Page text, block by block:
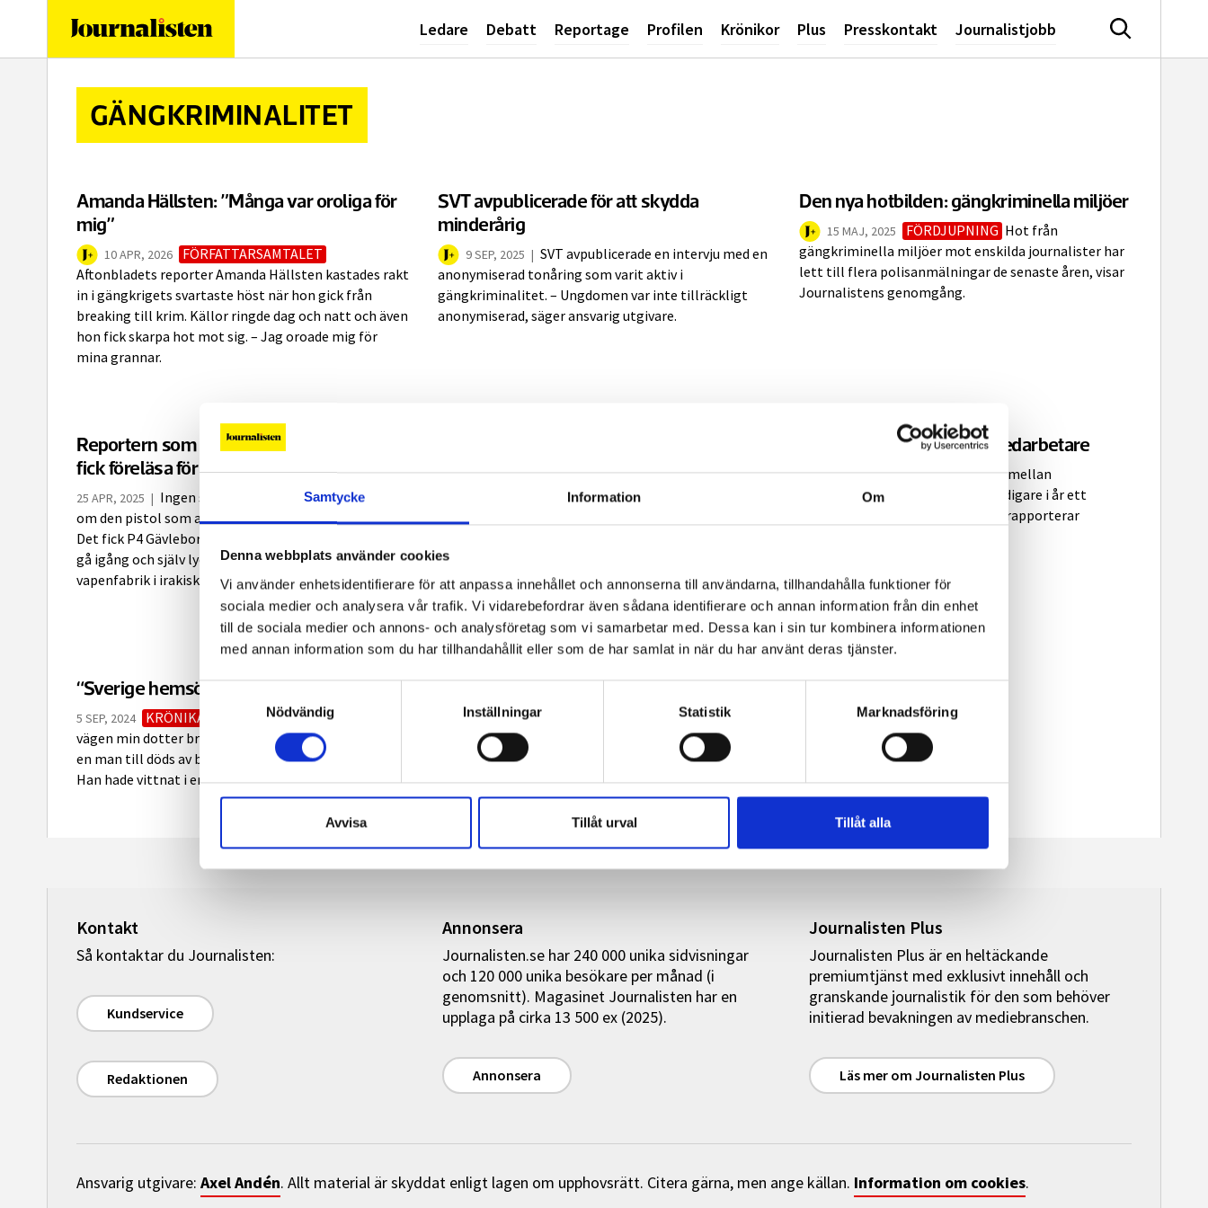
Samtycke Information Om
Denna webbplats använder cookies
Vi använder enhetsidentifierare för att anpassa innehållet och annonserna till användarna, tillhandahålla funktioner för
sociala medier och analysera vår trafik. Vi vidarebefordrar även sådana identifierare och annan information från din enhet
till de sociala medier och annons- och analysföretag som vi samarbetar med. Dessa kan i sin tur kombinera informationen
med annan information som du har tillhandahållit eller som de har samlat in när du har använt deras tjänster.
Samtyckesval
Nödvändig
Inställningar Statistik Marknadsföring
Avvisa Tillåt urval Tillåt alla
Ledare Debatt Reportage Profilen Krönikor Plus Presskontakt Journalistjobb Sök
GÄNGKRIMINALITET
Amanda Hällsten: ”Många var oroliga för
mig”
10 APR, 2026
FÖRFATTARSAMTALET
Aftonbladets reporter Amanda Hällsten kastades rakt
in i gängkrigets svartaste höst när hon gick från
breaking till krim. Källor ringde dag och natt och även
hon fick skarpa hot mot sig. – Jag oroade mig för
mina grannar.
SVT avpublicerade för att skydda
minderårig
9 SEP, 2025 | SVT avpublicerade en intervju med en
anonymiserad tonåring som varit aktiv i
gängkriminalitet. – Ungdomen var inte tillräckligt
anonymiserad, säger ansvarig utgivare.
Den nya hotbilden: gängkriminella miljöer
15 MAJ, 2025 FÖRDJUPNING Hot från
gängkriminella miljöer mot enskilda journalister har
lett till flera polisanmälningar de senaste åren, visar
Journalistens genomgång.
Reportern som spårade mordvapen – och
fick föreläsa för Polisen
25 APR, 2025 | Ingen svensk myndighet visste något
om den pistol som användes vid ett gängmord i Gävle.
Det fick P4 Gävleborgs reporter Julia Frost-Nylén att
gå igång och själv lyckas spåra vapnet – till en
vapenfabrik i irakiska Sulaymaniyya kopplad till en...
insyn än journalisterna”
KRÖNIKA Tänk dig ett Sverige där
kriminella har full insyn i ditt liv och kan kartlägga
graven. Samtidigt som journalister och allmänhet
saknar insyn för att kunna granska att du får en...
Kommentarer
2 kommentarer
Morduppdrag mot SVT-medarbetare
12 NOV, 2024 | I en krypterad chatt mellan
gängkriminella hittade polisen tidigare i år ett
uppdrag att mörda en SVT-profil, rapporterar
“Sverige hemsöks av demoner”
5 SEP, 2024 KRÖNIKA
Ibland kryper våldet nära. På
vägen min dotter brukade gå till pianolektion höggs
en man till döds av barnsoldater höga på Tramadol.
Han hade vittnat i en mordutredning.
Kontakt
Så kontaktar du Journalisten:
Kundservice
Redaktionen
Annonsera
Journalisten.se har 240 000 unika sidvisningar
och 120 000 unika besökare per månad (i
genomsnitt). Magasinet Journalisten har en
upplaga på cirka 13 500 ex (2025).
Annonsera
Journalisten Plus
Journalisten Plus är en heltäckande
premiumtjänst med exklusivt innehåll och
granskande journalistik för den som behöver
initierad bevakningen av mediebranschen.
Läs mer om Journalisten Plus
Ansvarig utgivare: Axel Andén. Allt material är skyddat enligt lagen om upphovsrätt. Citera gärna, men ange källan. Information om cookies.